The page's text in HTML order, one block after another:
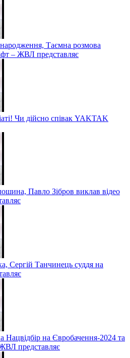
Таємна розмова
– ЖВЛ представляє
Чи дійсно співак YAKTAK
Павло Зібров виклав відео
Сергій Танчинець суддя на
на Євробачення-2024 та
представляє